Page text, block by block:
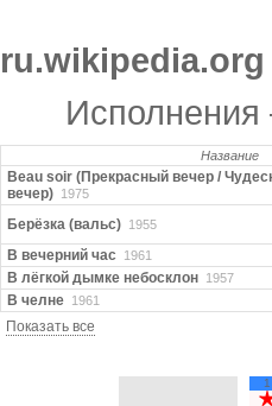
ru.wikipedia.org
Название
Beau soir (Прекрасный вечер /
вечер) 1975
Берёзка (вальс) 1955
В вечерний час 1961
В лёгкой дымке небосклон 1957
В челне 1961
Показать все
1